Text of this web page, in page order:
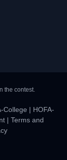
the contest.
College | HOFA-
| Terms and